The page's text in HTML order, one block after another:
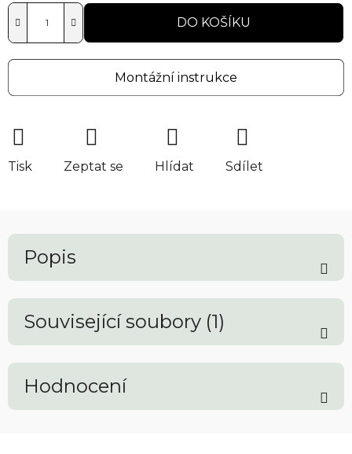
DO KOŠÍKU
Montážní instrukce
Tisk Zeptat se Hlídat Sdílet
Popis
Související soubory (1)
Hodnocení